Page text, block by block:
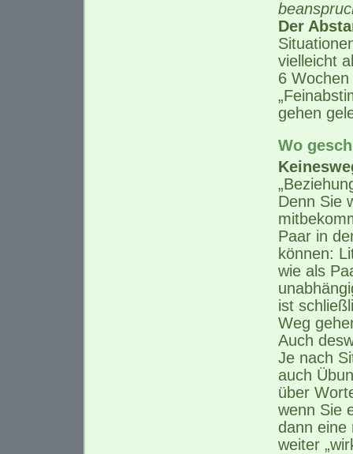
Der
vielleicht
6
gehen
Wo
Denn Sie
Paar in
können:
wie als
ist
Weg
Auch
Je nach
auch
über
wenn Sie
dann eine
weiter